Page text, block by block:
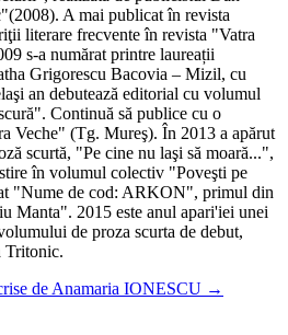
A mai publicat în revista
literare frecvente în revista "Vatra
s-a numărat printre laureații
Grigorescu Bacovia – Mizil, cu
an debutează editorial cu volumul
Continuă să publice cu o
Veche" (Tg. Mureş). În 2013 a apărut
scurtă, "Pe cine nu laşi să moară...",
în volumul colectiv "Poveşti pe
"Nume de cod: ARKON", primul din
Manta". 2015 este anul apari'iei unei
de proza scurta de debut,
Tritonic.
de Anamaria IONESCU →